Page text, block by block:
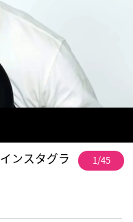
ンスタグラ
1/45